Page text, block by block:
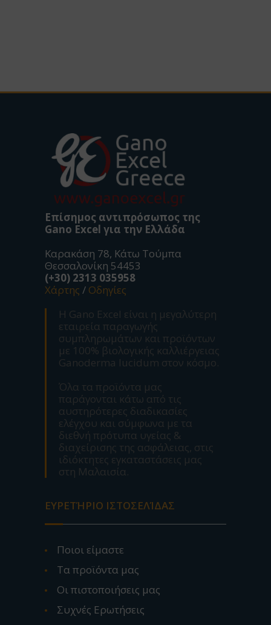
Επίσημος αντιπρόσωπος της
Gano Excel για την Ελλάδα
Καρακάση 78, Κάτω Τούμπα
Θεσσαλονίκη 54453
(+30) 2313 035958
Χάρτης / Οδηγίες
Η Gano Excel είναι η μεγαλύτερη
εταιρεία παραγωγής
συμπληρωμάτων και προϊόντων
με 100% βιολογικής καλλιέργειας
Ganoderma lucidum στον κόσμο.
Όλα τα προϊόντα μας
παράγονται κάτω από τις
αυστηρότερες διαδικασίες
ελέγχου και σύμφωνα με τα
διεθνή πρότυπα υγείας &
διαχείρισης της ασφάλειας, στις
ιδιόκτητες εγκαταστάσεις μας
στη Μαλαισία.
ΕΥΡΕΤΉΡΙΟ ΙΣΤΟΣΕΛΊΔΑΣ
Ποιοι είμαστε
Τα προϊόντα μας
Οι πιστοποιήσεις μας
Συχνές Ερωτήσεις